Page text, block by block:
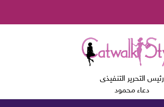
رئيس التحرير التنفيذى
دعاء محمود